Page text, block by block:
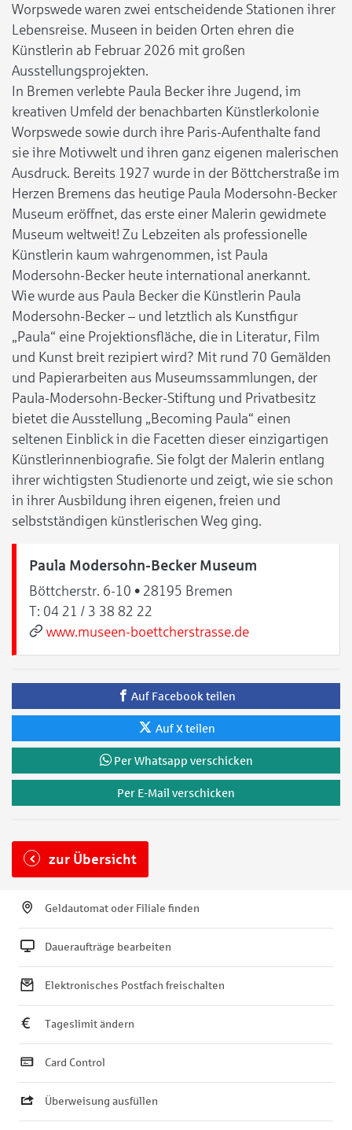
Worpswede waren zwei entscheidende Stationen ihrer
Lebensreise. Museen in beiden Orten ehren die
Künstlerin ab Februar 2026 mit großen
Ausstellungsprojekten.
In Bremen verlebte Paula Becker ihre Jugend, im
kreativen Umfeld der benachbarten Künstlerkolonie
Worpswede sowie durch ihre Paris-Aufenthalte fand
sie ihre Motivwelt und ihren ganz eigenen malerischen
Ausdruck. Bereits 1927 wurde in der Böttcherstraße im
Herzen Bremens das heutige Paula Modersohn-Becker
Museum eröffnet, das erste einer Malerin gewidmete
Museum weltweit! Zu Lebzeiten als professionelle
Künstlerin kaum wahrgenommen, ist Paula
Modersohn-Becker heute international anerkannt.
Wie wurde aus Paula Becker die Künstlerin Paula
Modersohn-Becker – und letztlich als Kunstfigur
„Paula“ eine Projektionsfläche, die in Literatur, Film
und Kunst breit rezipiert wird? Mit rund 70 Gemälden
und Papierarbeiten aus Museumssammlungen, der
Paula-Modersohn-Becker-Stiftung und Privatbesitz
bietet die Ausstellung „Becoming Paula“ einen
seltenen Einblick in die Facetten dieser einzigartigen
Künstlerinnenbiografie. Sie folgt der Malerin entlang
ihrer wichtigsten Studienorte und zeigt, wie sie schon
in ihrer Ausbildung ihren eigenen, freien und
selbstständigen künstlerischen Weg ging.
Paula Modersohn-Becker Museum
Böttcherstr. 6-10 • 28195 Bremen
T: 04 21 / 3 38 82 22
www.museen-boettcherstrasse.de
Auf Facebook teilen
Auf X teilen
Per Whatsapp verschicken
Per E-Mail verschicken
zur Übersicht
Geldautomat oder Filiale finden
Daueraufträge bearbeiten
Elektronisches Postfach freischalten
Tageslimit ändern
Card Control
Überweisung ausfüllen